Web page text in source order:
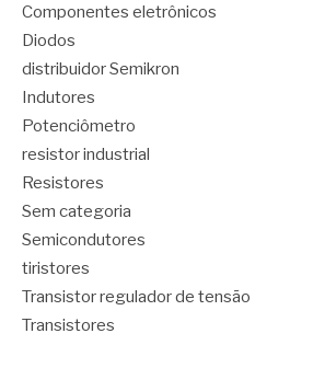
Componentes eletrônicos
Diodos
distribuidor Semikron
Indutores
Potenciômetro
resistor industrial
Resistores
Sem categoria
Semicondutores
tiristores
Transistor regulador de tensão
Transistores